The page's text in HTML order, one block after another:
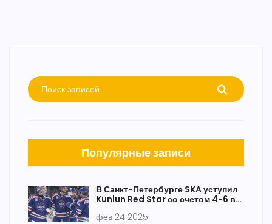
Популярные записи
В Санкт-Петербурге SKA уступил
Kunlun Red Star со счетом 4-6 в
фев 24 2025